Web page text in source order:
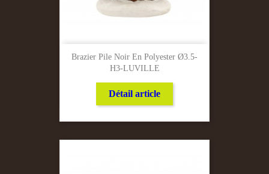
Brazier Pile Noir En Polyester Ø3.5-
H3-LUVILLE
Détail article